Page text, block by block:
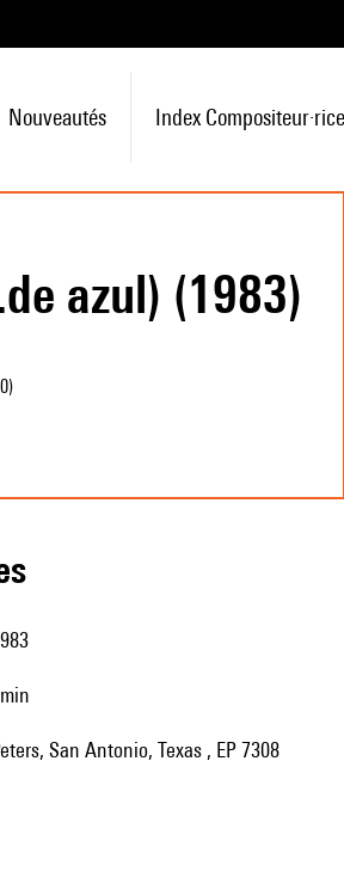
Nouveautés Index Compositeur·rice
azul) (1983)
)
1983
7min
Peters, San Antonio, Texas , EP 7308